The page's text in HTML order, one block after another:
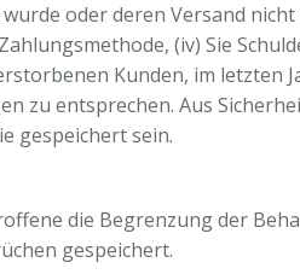
oder deren Versand
(iv) Sie
Kunden, im letzten
zu entsprechen. Aus
gespeichert sein.
die Begrenzung der
gespeichert.